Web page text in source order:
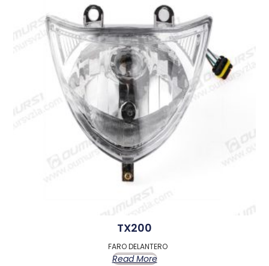
TX200
FARO DELANTERO
Read More